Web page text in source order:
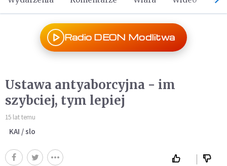
Radio DEON Modlitwa
Ustawa antyaborcyjna - im
szybciej, tym lepiej
15 lat temu
KAI / slo